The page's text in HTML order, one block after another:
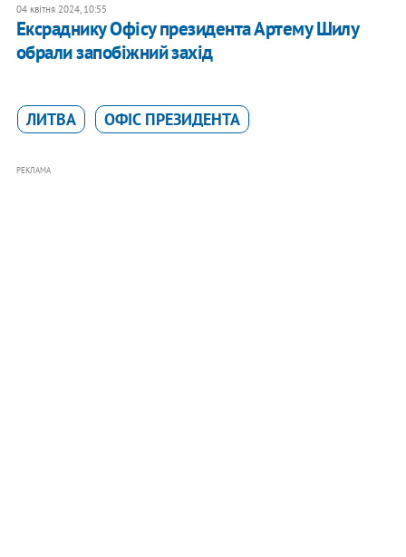
04 квітня 2024, 10:55
Ексраднику Офісу президента Артему Шилу
обрали запобіжний захід
ЛИТВА ОФІС ПРЕЗИДЕНТА
РЕКЛАМА